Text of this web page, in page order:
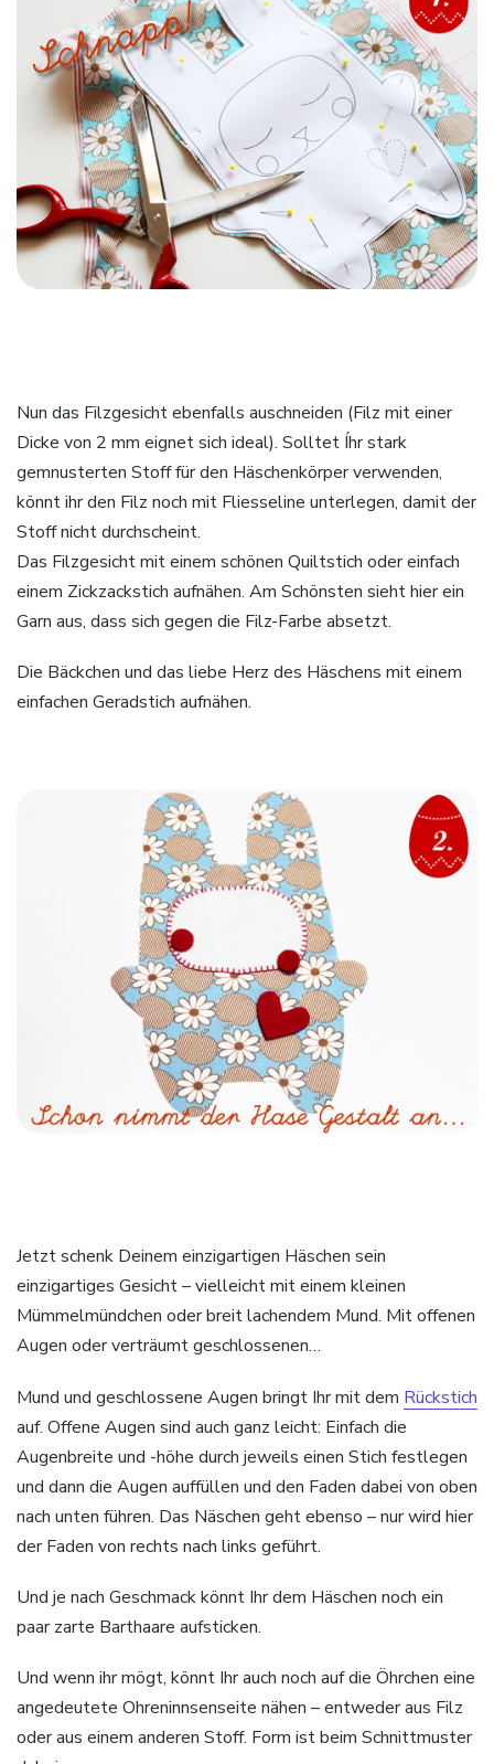
Nun das Filzgesicht ebenfalls auschneiden (Filz mit einer
Dicke von 2 mm eignet sich ideal). Solltet Íhr stark
gemnusterten Stoff für den Häschenkörper verwenden,
könnt ihr den Filz noch mit Fliesseline unterlegen, damit der
Stoff nicht durchscheint.
Das Filzgesicht mit einem schönen Quiltstich oder einfach
einem Zickzackstich aufnähen. Am Schönsten sieht hier ein
Garn aus, dass sich gegen die Filz-Farbe absetzt.
Die Bäckchen und das liebe Herz des Häschens mit einem
einfachen Geradstich aufnähen.
Jetzt schenk Deinem einzigartigen Häschen sein
einzigartiges Gesicht – vielleicht mit einem kleinen
Mümmelmündchen oder breit lachendem Mund. Mit offenen
Augen oder verträumt geschlossenen…
Mund und geschlossene Augen bringt Ihr mit dem Rückstich
auf. Offene Augen sind auch ganz leicht: Einfach die
Augenbreite und -höhe durch jeweils einen Stich festlegen
und dann die Augen auffüllen und den Faden dabei von oben
nach unten führen. Das Näschen geht ebenso – nur wird hier
der Faden von rechts nach links geführt.
Und je nach Geschmack könnt Ihr dem Häschen noch ein
paar zarte Barthaare aufsticken.
Und wenn ihr mögt, könnt Ihr auch noch auf die Öhrchen eine
angedeutete Ohreninnsenseite nähen – entweder aus Filz
oder aus einem anderen Stoff. Form ist beim Schnittmuster